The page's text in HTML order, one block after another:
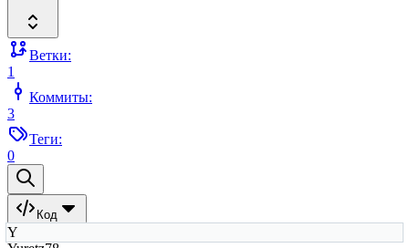
Ветки:
1
Коммиты:
3
Теги:
0
Код
Y